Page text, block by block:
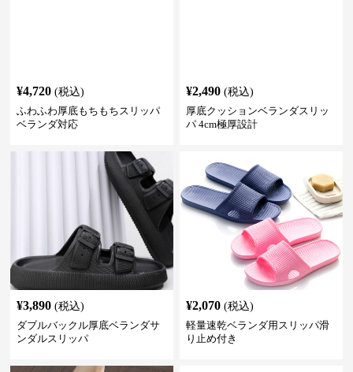
¥4,720 (税込)
ふわふわ厚底もちもちスリッパ
ベランダ対応
¥2,490 (税込)
厚底クッションベランダスリッ
パ 4cm極厚設計
¥3,890 (税込)
ダブルバックル厚底ベランダサ
ンダルスリッパ
¥2,070 (税込)
軽量速乾ベランダ用スリッパ滑
り止め付き